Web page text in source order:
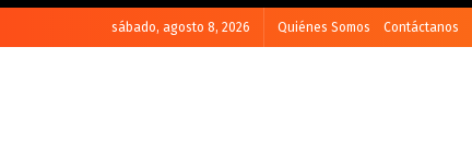
sábado, agosto 8, 2026 Quiénes Somos Contáctanos